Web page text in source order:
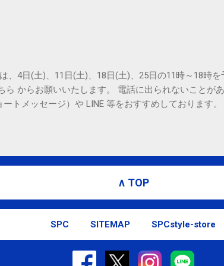
、4日(土)、11日(土)、18日(土)、25日の11時～18時
ら からお願いいたします。 電話に出られないことが
ートメッセージ）や LINE 等をおすすめしております。
∧ TOP
SPC SITEMAP SPCstyle-store